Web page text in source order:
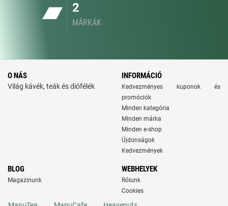
2
MÁRKÁK
O NÁS
Világ kávék, teák és diófélék
INFORMÁCIÓ
Kedvezményes kuponok és
promóciók
Minden kategória
Minden márka
Minden e-shop
Újdonságok
Kedvezmények
BLOG
Magazinunk
WEBHELYEK
Rólunk
Cookies